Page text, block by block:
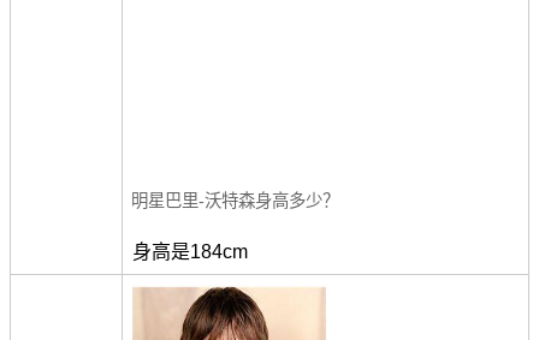
明星巴里-沃特森身高多少？
身高是184cm